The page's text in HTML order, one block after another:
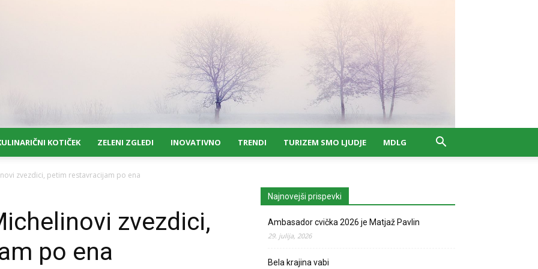
KOTIČEK ZELENI ZGLEDI INOVATIVNO TRENDI TURIZEM SMO LJUDJE MDLG
zvezdici, petim restavracijam po ena
zvezdici,
po ena
Najnovejši prispevki
Ambasador cvička 2026 je Matjaž Pavlin
29. julija, 2026
Bela krajina vabi